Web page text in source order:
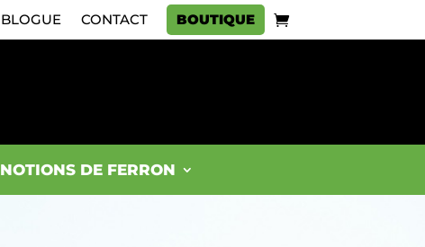
BLOGUE CONTACT BOUTIQUE
NOTIONS DE FERRON